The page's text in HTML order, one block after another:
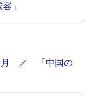
」
／
「中国の